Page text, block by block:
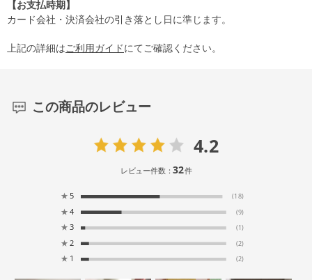
【お支払時期】
カード会社・決済会社の引き落とし日に準じます。
上記の詳細はご利用ガイドにてご確認ください。
この商品のレビュー
4.2
レビュー件数：32件
★ 5 (18)
★ 4 (9)
★ 3 (1)
★ 2 (2)
★ 1 (2)